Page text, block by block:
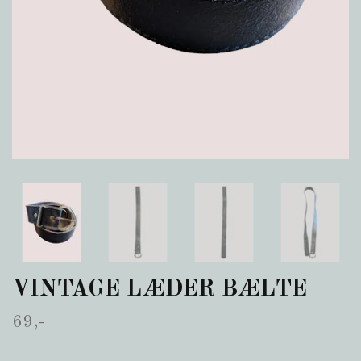
VINTAGE LÆDER BÆLTE
69,-